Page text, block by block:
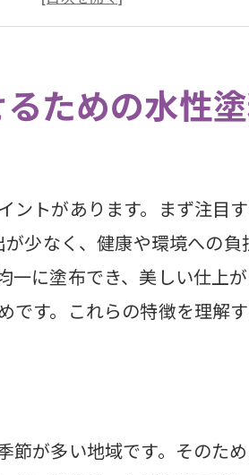
極めるポイント
ら学ぶ水性塗料の選び方
おすすめの水性塗料
岡県で注目される理由
響と静岡県での採用事例
環境へのメリット
めの水性塗料の選び方
塗料の特性と利点
性塗料とは？外壁塗装のポイ
い水性塗料の選び方
ための水性
トがあります。まず注目
少なく、健康や環境への
に塗布でき、美しい仕上
す。これらの特徴を理解
が多い地域です。そのた